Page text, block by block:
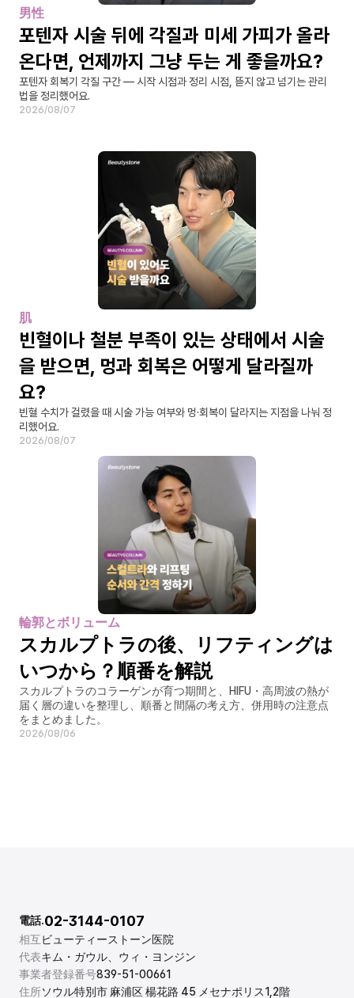
男性
포텐자 시술 뒤에 각질과 미세 가피가 올라
온다면, 언제까지 그냥 두는 게 좋을까요?
포텐자 회복기 각질 구간 — 시작 시점과 정리 시점, 뜯지 않고 넘기는 관리
법을 정리했어요.
2026/08/07
肌
빈혈이나 철분 부족이 있는 상태에서 시술
을 받으면, 멍과 회복은 어떻게 달라질까
요?
빈혈 수치가 걸렸을 때 시술 가능 여부와 멍·회복이 달라지는 지점을 나눠 정
리했어요.
2026/08/07
輪郭とボリューム
スカルプトラの後、リフティングは
いつから？順番を解説
スカルプトラのコラーゲンが育つ期間と、HIFU・高周波の熱が
届く層の違いを整理し、順番と間隔の考え方、併用時の注意点
をまとめました。
2026/08/06
相互ビューティーストーン医院
代表キム・ガウル、ウィ・ヨンジン
事業者登録番号839-51-00661
住所ソウル特別市 麻浦区 楊花路 45 メセナポリス1,2階
電話.02-3144-0107